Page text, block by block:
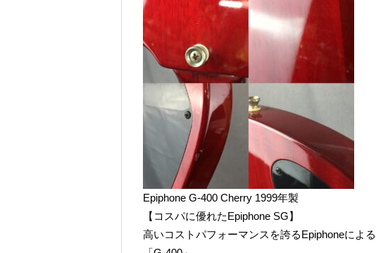
Epiphone G-400 Cherry 1999年製
【コスパに優れたEpiphone SG】
高いコストパフォーマンスを誇るEpiphoneによ